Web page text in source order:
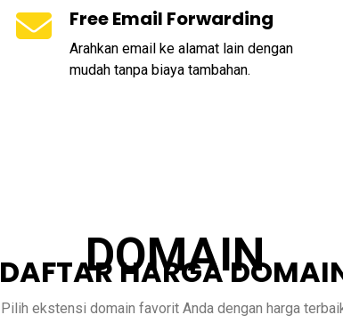
Free Email Forwarding
Arahkan email ke alamat lain dengan
mudah tanpa biaya tambahan.
DOMAIN
DAFTAR HARGA
Pilih ekstensi domain favorit Anda dengan harga